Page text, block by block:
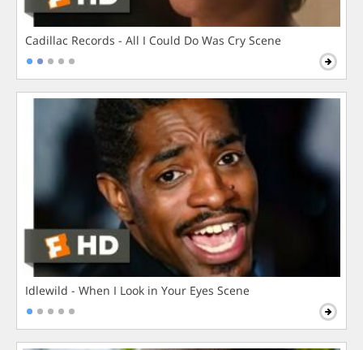
Cadillac Records - All I Could Do Was Cry Scene
Idlewild - When I Look in Your Eyes Scene